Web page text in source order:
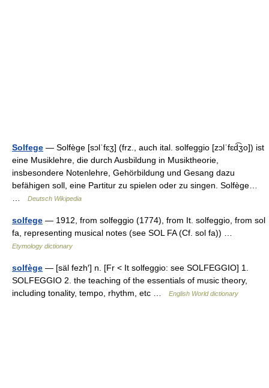
Solfege — Solfège [sɔlˈfɛʒ] (frz., auch ital. solfeggio [zɔlˈfɛd͡ʒo]) ist
eine Musiklehre, die durch Ausbildung in Musiktheorie,
insbesondere Notenlehre, Gehörbildung und Gesang dazu
befähigen soll, eine Partitur zu spielen oder zu singen. Solfège…
Deutsch Wikipedia
solfege — 1912, from solfeggio (1774), from It. solfeggio, from sol
fa, representing musical notes (see SOL FA (Cf. sol fa)) …
Etymology dictionary
solfège — [säl fezh′] n. [Fr < It solfeggio: see SOLFEGGIO] 1.
SOLFEGGIO 2. the teaching of the essentials of music theory,
including tonality, tempo, rhythm, etc …
English World dictionary